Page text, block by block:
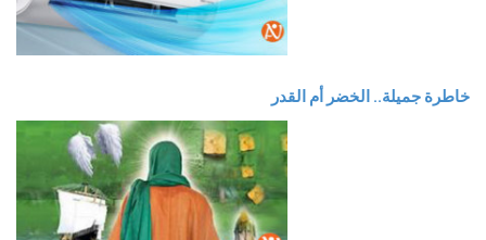
خاطرة جميلة.. الخضر أم القدر